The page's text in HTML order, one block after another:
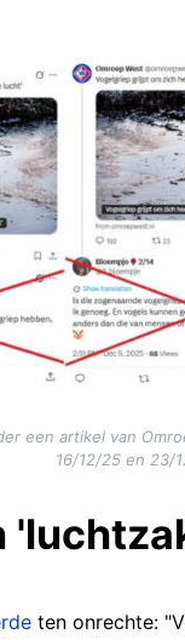
een artikel van
16/12/25 en 23/
ten onrechte: